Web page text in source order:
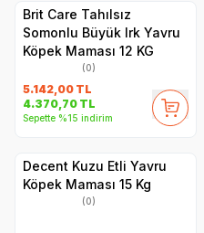
Brit Care Tahılsız
Somonlu Büyük Irk Yavru
Köpek Maması 12 KG
(0)
5.142,00 TL
4.370,70 TL
Sepette %15 indirim
Decent Kuzu Etli Yavru
Köpek Maması 15 Kg
(0)